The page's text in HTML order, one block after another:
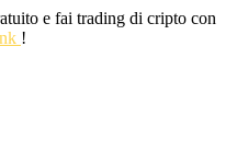
e fai trading di cripto con
!